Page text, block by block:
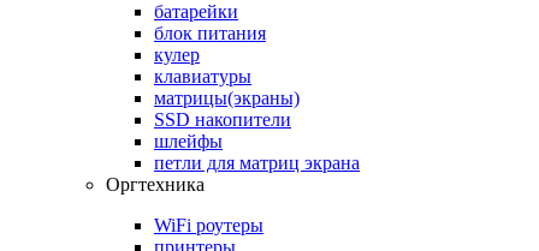
батарейки
блок питания
кулер
клавиатуры
матрицы(экраны)
SSD накопители
шлейфы
петли для матриц экрана
Оргтехника
WiFi роутеры
принтеры